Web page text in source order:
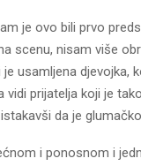
je ovo bili prvo
scenu, nisam više
usamljena djevojka,
vidi prijatelja koji je
da je
i ponosnom i